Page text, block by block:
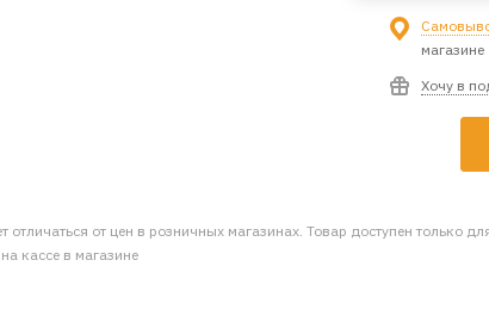
магазине
Хочу в
отличаться от цен в розничных магазинах. Товар доступен только
кассе в магазине